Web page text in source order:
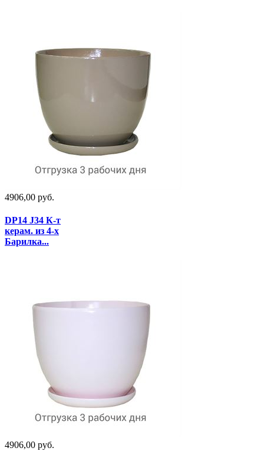
4906,00 руб.
DP14 J34 К-т
керам. из 4-х
Барилка...
4906,00 руб.